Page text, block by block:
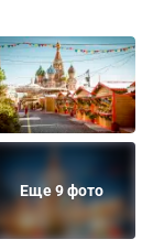
Еще 9 фото